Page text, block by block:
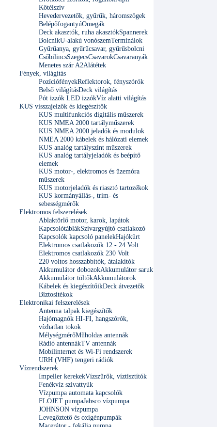
Kötélszív
Hevedervezetők, gyűrűk, háromszögek
BelépőfogantyúOmegák
Deck akasztók, ruha akasztókSpannerek
BolcnikU-alakú vonószemTerminálok
Gyűrűanya, gyűrűcsavar, gyűrűsbolcni
CsőbilincsSzegecsCsavarokCsavaranyák
Menetes szár A2Alátétek
Fények, világítás
PozíciófényekReflektorok, fényszórók
Belső világításDeck világítás
Pót izzók LED izzókVíz alatti világítás
KUS visszajelzők és kiegészítők
KUS multifunkciós digitális műszerek
KUS NMEA 2000 tartályműszerek
KUS NMEA 2000 jeladók és modulok
NMEA 2000 kábelek és hálózati elemek
KUS analóg tartályszint műszerek
KUS analóg tartályjeladók és beépítő
elemek
KUS motor-, elektromos és üzemóra
műszerek
KUS motorjeladók és riasztó tartozékok
KUS kormányállás-, trim- és
sebességmérők
Elektromos felszerelések
Ablaktörlő motor, karok, lapátok
KapcsolótáblákSzivargyújtó csatlakozó
Kapcsolók kapcsoló panelekHajókürt
Elektromos csatlakozók 12 - 24 Volt
Elektromos csatlakozók 230 Volt
220 voltos hosszabbítók, átalakítók
Akkumulátor dobozokAkkumulátor saruk
Akkumulátor töltőkAkkumulátorok
Kábelek és kiegészítőikDeck átvezetők
Biztosítékok
Elektronikai felszerelések
Antenna talpak kiegészítők
Hajómagnók HI-FI, hangszórók,
vízhatlan tokok
MélységmérőMűholdas antennák
Rádió antennákTV antennák
Mobilinternet és Wi-Fi rendszerek
URH (VHF) tengeri rádiók
Vízrendszerek
Impeller kerekekVízszűrők, víztisztítók
Fenékvíz szivattyúk
Vízpumpa automata kapcsolók
FLOJET pumpaJabsco vízpumpa
JOHNSON vízpumpa
Levegőztető és oxigénpumpák
Macerátor - fekália pumpa